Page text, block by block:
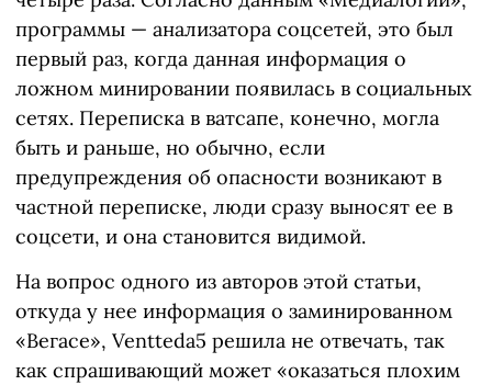
программы — анализатора соцсетей, это был
первый раз, когда данная информация о
ложном минировании появилась в социальных
сетях. Переписка в ватсапе, конечно, могла
быть и раньше, но обычно, если
предупреждения об опасности возникают в
частной переписке, люди сразу выносят ее в
соцсети, и она становится видимой.
На вопрос одного из авторов этой статьи,
откуда у нее информация о заминированном
«Вегасе», Ventteda5 решила не отвечать, так
как спрашивающий может «оказаться плохим